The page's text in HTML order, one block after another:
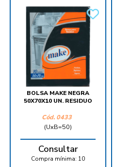
BOLSA MAKE NEGRA
50X70X10 UN. RESIDUO
Cód. 0433
(UxB=50)
Consultar
Compra mínima: 10